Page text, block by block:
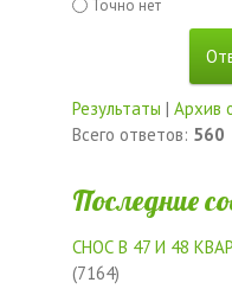
Точно нет
Результаты | Архив
Всего ответов: 560
Последние
СНОС В 47 И 48
(7164)